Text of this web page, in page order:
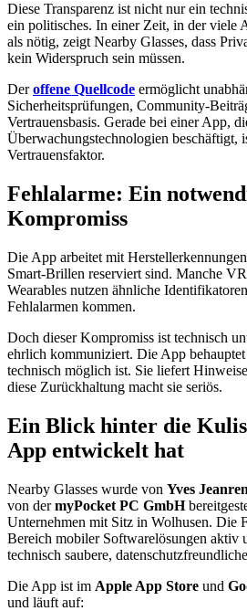
Diese Transparenz ist nicht nur ein
ein politisches. In einer Zeit, in der viele
als nötig, zeigt Nearby Glasses, dass
kein Widerspruch sein müssen.
Deroffene Quellcode ermöglicht
Sicherheitsprüfungen,
Vertrauensbasis. Gerade bei einer App,
Überwachungstechnologien beschäftigt,
Vertrauensfaktor.
Fehlalarme: Ein
Kompromiss
Die App arbeitet mit
Smart‑Brillen reserviert sind. Manche
Wearables nutzen ähnliche
Fehlalarmen kommen.
Doch dieser Kompromiss ist technisch
ehrlich kommuniziert. Die App
technisch möglich ist. Sie liefert
diese Zurückhaltung macht sie seriös.
Ein Blick hinter die
App entwickelt hat
Nearby Glasses wurde von Yves
von dermyPocket PC GmbH
Unternehmen mit Sitz in Wolhusen. Die
Bereich mobiler Softwarelösungen aktiv
technisch saubere,
Die App ist im Apple App Store und
und läuft auf: